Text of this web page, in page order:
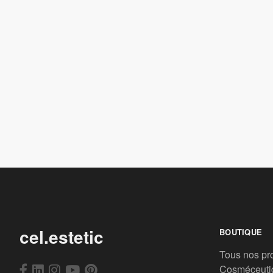
cel.estetic BOUTIQUE
Tous nos